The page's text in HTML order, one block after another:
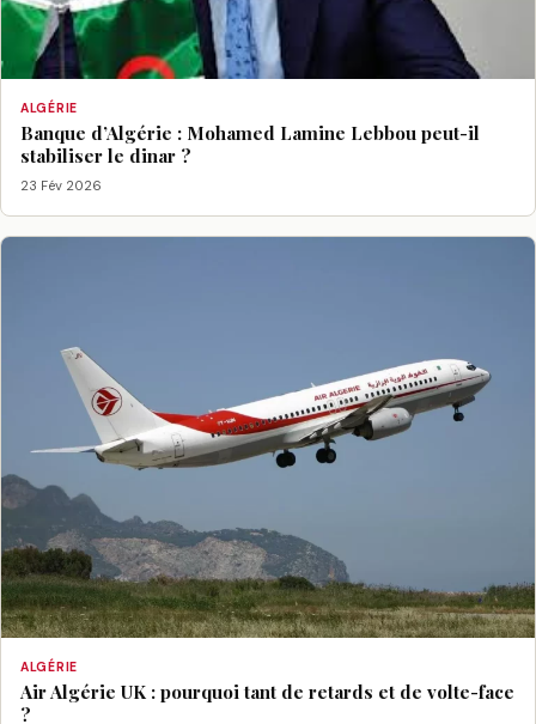
ALGÉRIE
Banque d’Algérie : Mohamed Lamine Lebbou peut-il
stabiliser le dinar ?
23 Fév 2026
ALGÉRIE
Air Algérie UK : pourquoi tant de retards et de volte-face
?